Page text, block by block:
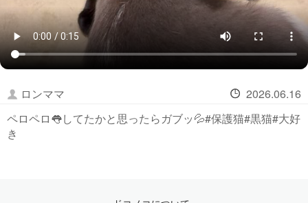
ロンママ
2026.06.16
ペロペロ👅してたかと思ったらガブッ💦#保護猫#黒猫#大好
き